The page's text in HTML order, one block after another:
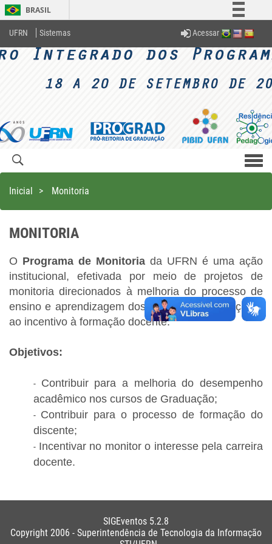
BRASIL
Simplifique!
Comunica BR
Acesso à informação
Canais
UFRN Sistemas Acessar
Inicial > Monitoria
MONITORIA
O Programa de Monitoria da UFRN é uma ação
institucional, efetivada por meio de projetos de
monitoria direcionados à melhoria do processo de
ensino e aprendizagem dos cursos de graduação e
ao incentivo à formação docente.
Objetivos:
Contribuir para a melhoria do desempenho
acadêmico nos cursos de Graduação;
Contribuir para o processo de formação do
discente;
Incentivar no monitor o interesse pela carreira
docente.
SIGEventos 5.2.8
Copyright 2006 - Superintendência de Tecnologia da Informação